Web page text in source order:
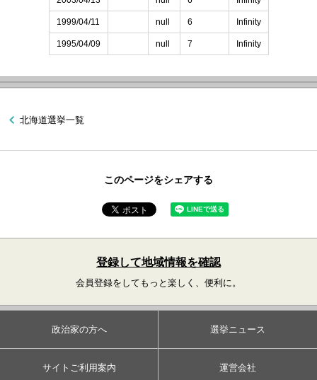
1999/04/11 null 6 Infinity
1995/04/09 null 7 Infinity
北海道選挙一覧
このページをシェアする
登録して地域情報を確認
会員登録をしてもっと楽しく、便利に。
政治家の方へ 選挙ニュース
サイトご利用案内 運営会社